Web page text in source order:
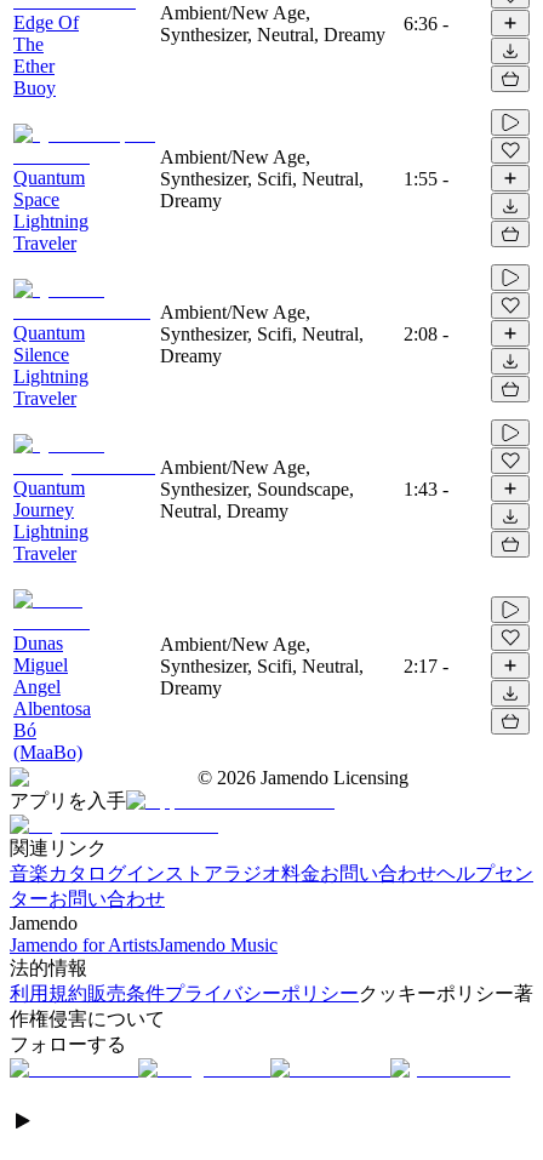
Edge Of
The
Ether
Buoy
Ambient/New Age,
Synthesizer, Neutral, Dreamy
6:36 -
Quantum
Space
Lightning
Traveler
Ambient/New Age,
Synthesizer, Scifi, Neutral,
Dreamy
1:55 -
Quantum
Silence
Lightning
Traveler
Ambient/New Age,
Synthesizer, Scifi, Neutral,
Dreamy
2:08 -
Quantum
Journey
Lightning
Traveler
Ambient/New Age,
Synthesizer, Soundscape,
Neutral, Dreamy
1:43 -
Dunas
Miguel
Angel
Albentosa
Bó
(MaaBo)
Ambient/New Age,
Synthesizer, Scifi, Neutral,
Dreamy
2:17 -
© 2026 Jamendo Licensing
アプリを入手
関連リンク
音楽カタログインストアラジオ料金お問い合わせヘルプセン
ターお問い合わせ
Jamendo
Jamendo for ArtistsJamendo Music
法的情報
利用規約販売条件プライバシーポリシークッキーポリシー著
作権侵害について
フォローする